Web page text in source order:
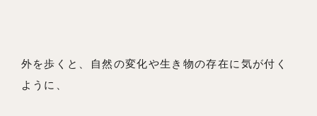
外を歩くと、自然の変化や生き物の存在に気が付く
ように、